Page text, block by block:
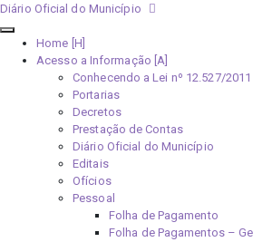
Diário Oficial do Município
Home [H]
Acesso a Informação [A]
Conhecendo a Lei nº 12.527/2011
Portarias
Decretos
Prestação de Contas
Diário Oficial do Município
Editais
Ofícios
Pessoal
Folha de Pagamento
Folha de Pagamentos –